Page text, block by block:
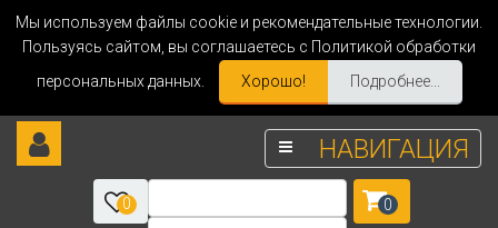
Мы используем файлы cookie и рекомендательные технологии.
Пользуясь сайтом, вы соглашаетесь с Политикой обработки
персональных данных.
Хорошо! Подробнее...
НАВИГАЦИЯ
0 0